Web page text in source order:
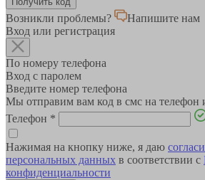
Возникли проблемы?
Напишите нам
Вход или регистрация
По номеру телефона
Вход с паролем
Введите номер телефона
Мы отправим вам код в смс на телефон
Телефон *
Нажимая на кнопку ниже, я даю
персональных данных в соответствии с
конфиденциальности